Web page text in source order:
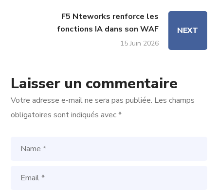
F5 Nteworks renforce les
fonctions IA dans son WAF
15 Juin 2026
NEXT
Laisser un commentaire
Votre adresse e-mail ne sera pas publiée. Les champs
obligatoires sont indiqués avec*